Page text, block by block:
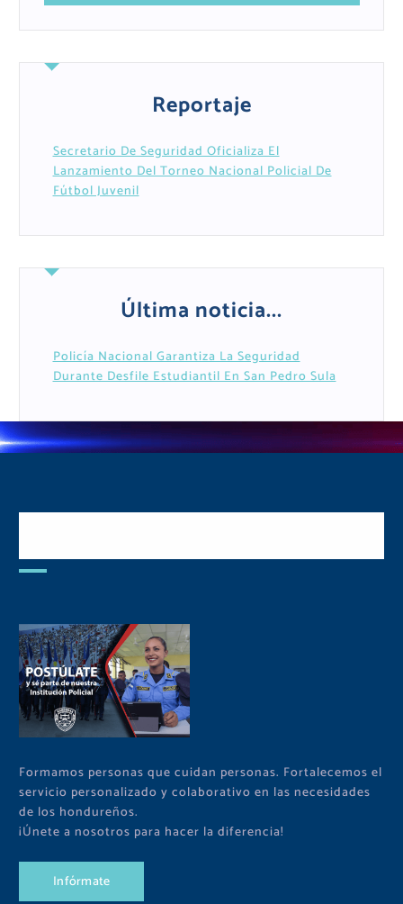
Reportaje
Secretario De Seguridad Oficializa El
Lanzamiento Del Torneo Nacional Policial De
Fútbol Juvenil
Última noticia...
Policía Nacional Garantiza La Seguridad
Durante Desfile Estudiantil En San Pedro Sula
Formamos personas que cuidan personas. Fortalecemos el
servicio personalizado y colaborativo en las necesidades
de los hondureños.
¡Únete a nosotros para hacer la diferencia!
Infórmate